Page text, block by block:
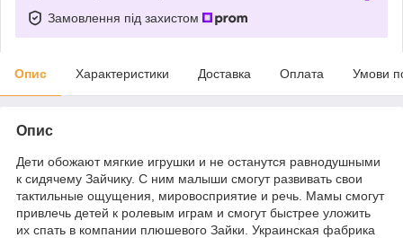
Замовлення під захистом
Опис Характеристики Доставка Оплата Умови
Опис
Дети обожают мягкие игрушки и не останутся равнодушными
к сидячему Зайчику. С ним малыши смогут развивать свои
тактильные ощущения, мировосприятие и речь. Мамы смогут
привлечь детей к ролевым играм и смогут быстрее уложить
их спать в компании плюшевого Зайки. Украинская фабрика